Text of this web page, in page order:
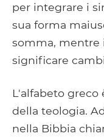
per integrare i
sua forma
somma, mentre
significare
L'alfabeto
della teologia.
nella Bibbia